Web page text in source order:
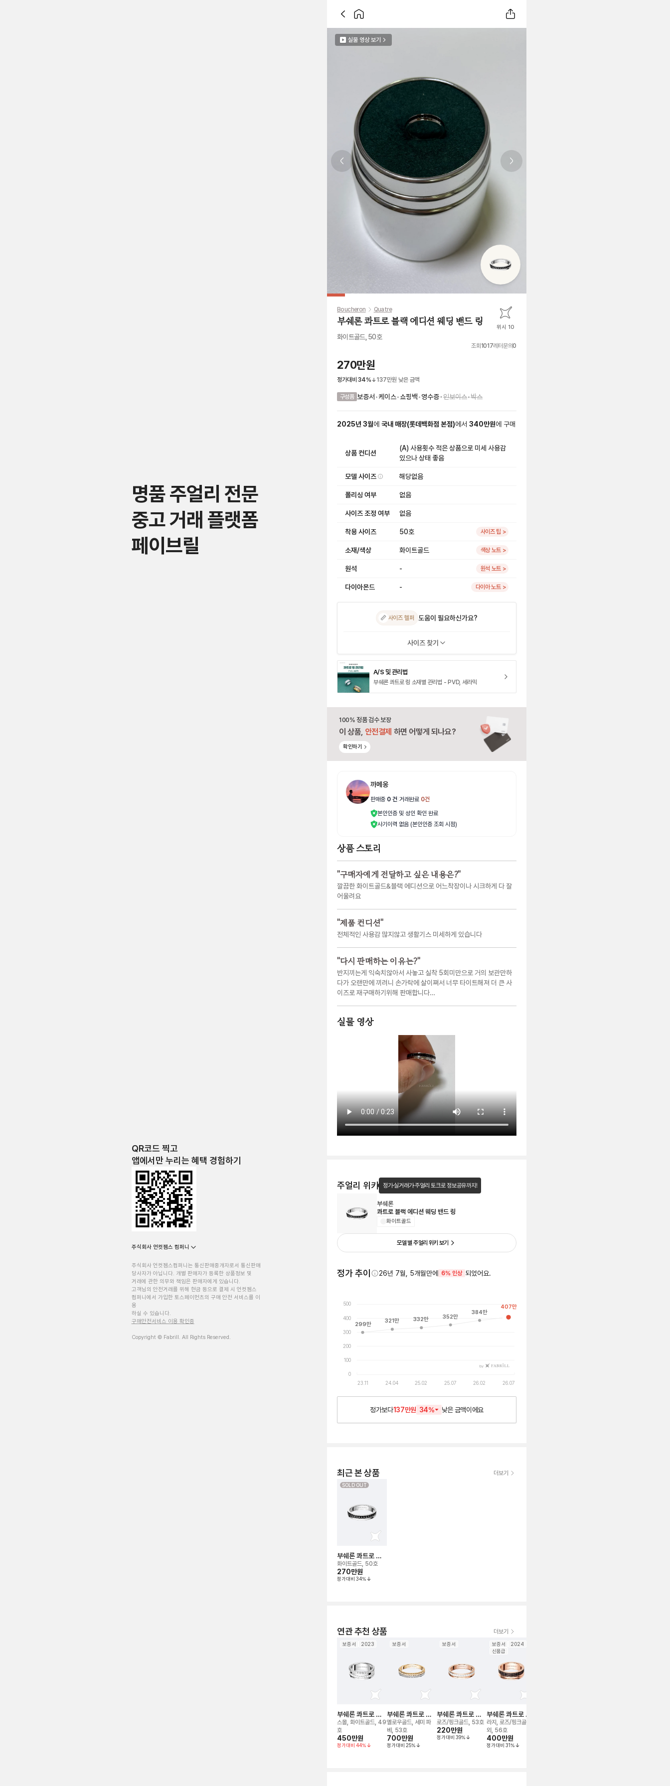
명품 주얼리 전문
중고 거래 플랫폼
페이브릴
QR코드 찍고
앱에서만 누리는 혜택 경험하기
주식회사 언컷젬스 컴퍼니
주식회사 언컷젬스컴퍼니는 통신판매중개자로서 통신판매
당사자가 아닙니다. 개별 판매자가 등록한 상품정보 및
거래에 관한 의무와 책임은 판매자에게 있습니다.
고객님의 안전거래를 위해 현금 등으로 결제 시 언컷젬스
컴퍼니에서 가입한 토스페이먼츠의 구매 안전 서비스를 이
용
하실 수 있습니다.
구매안전서비스 이용 확인증
Copyright © Fabrill. All Rights Reserved.
실물 영상 보기
Previous slide Next slide
Boucheron Quatre
부쉐론 콰트로 블랙 에디션 웨딩 밴드 링 위시 10
화이트골드, 50호
조회 1017레터문의0
270만원
정가대비 34% 137만원 낮은 금액
구성품 보증서 •케이스•쇼핑백•영수증•인보이스•박스
2025년 3월에 국내 매장(롯데백화점 본점)에서 340만원에 구매
상품 컨디션
(A) 사용횟수 적은 상품으로 미세 사용감
있으나 상태 좋음
모델 사이즈 해당없음
폴리싱 여부 없음
사이즈 조정 여부 없음
착용 사이즈 50호 사이즈 팁 >
소재/색상 화이트골드 색상 노트 >
원석 - 원석 노트 >
다이아몬드 - 다이아 노트 >
📏 사이즈 헬퍼 도움이 필요하신가요?
사이즈 찾기
A/S 및 관리법
부쉐론 콰트로 링 소재별 관리법 - PVD, 세라믹
100% 정품 검수 보장
이 상품, 안전결제 하면 어떻게 되나요?
확인하기
까메옹
판매중 0 건 거래완료 0건
본인인증 및 성인 확인 완료
사기이력 없음 (본인인증 조회 시점)
상품 스토리
"구매자에게 전달하고 싶은 내용은?"
깔끔한 화이트골드&블랙 에디션으로 어느착장이나 시크하게 다 잘
어울려요
"제품 컨디션"
전체적인 사용감 많지않고 생활기스 미세하게 있습니다
"다시 판매하는 이유는?"
반지끼는게 익숙치않아서 사놓고 실착 5회미만으로 거의 보관만하
다가 오랜만에 끼려니 손가락에 살이쪄서 너무 타이트해져 더 큰 사
이즈로 재구매하기위해 판매합니다…
실물 영상
주얼리 위키 정가·실거래가·주얼리 토크로 정보공유까지!
부쉐론
콰트로 블랙 에디션 웨딩 밴드 링
화이트골드
모델 별 주얼리 위키 보기
정가 추이 26년 7월, 5개월만에 6% 인상 되었어요.
0
100
200
300
400
500
23.11 24.04 25.02 25.07 26.02 26.07
by
299만 321만 332만 352만
384만
407만
정가보다137만원 34% 낮은금액이에요
최근 본 상품 더보기
SOLD OUT
부쉐론 콰트로 블
랙 에디션 웨딩 밴
드 링
화이트골드, 50호
270만원
정가대비 34%
연관 추천 상품 더보기
보증서 2023
부쉐론 콰트로 더
블 화이트 에디션
링
스몰, 화이트골드, 49
호
450만원
정가대비 44%
보증서
부쉐론 콰트로 레
디언트 에디션 웨
딩 밴드 링
옐로우골드, 세미 파
베, 53호
700만원
정가대비 25%
보증서
부쉐론 콰트로 화
이트 에디션 웨딩
밴드 링
로즈/핑크골드, 53호
220만원
정가대비 39%
보증서
2024
신품급
부쉐론 콰트로 클
래식 웨딩 밴드 링
라지, 로즈/핑크골드
외, 56호
400만원
정가대비 31%